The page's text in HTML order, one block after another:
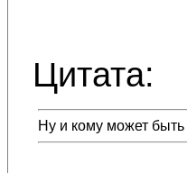
Цитата:
Ну и кому может быть